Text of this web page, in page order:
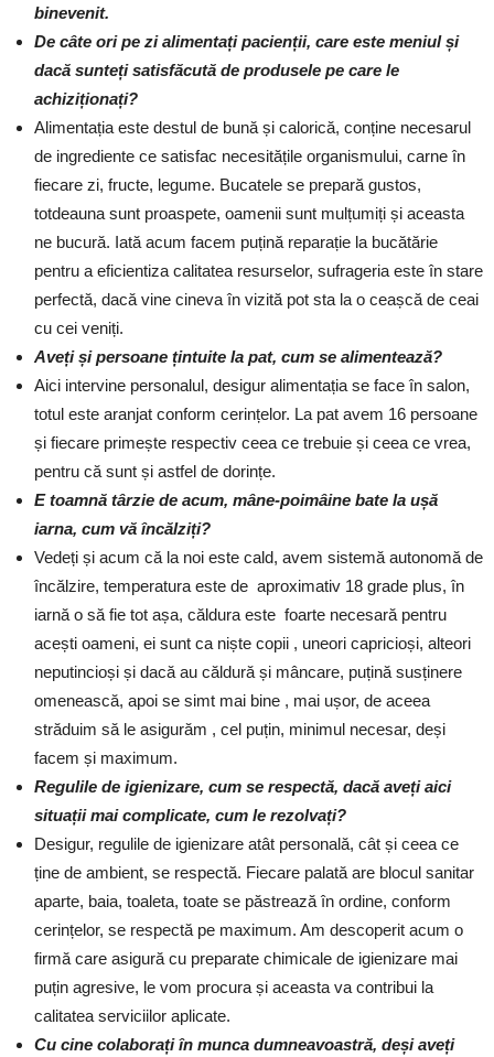
binevenit.
De câte ori pe zi alimentați pacienții, care este meniul și
dacă sunteți satisfăcută de produsele pe care le
achiziționați?
Alimentația este destul de bună și calorică, conține necesarul
de ingrediente ce satisfac necesitățile organismului, carne în
fiecare zi, fructe, legume. Bucatele se prepară gustos,
totdeauna sunt proaspete, oamenii sunt mulțumiți și aceasta
ne bucură. Iată acum facem puțină reparație la bucătărie
pentru a eficientiza calitatea resurselor, sufrageria este în stare
perfectă, dacă vine cineva în vizită pot sta la o ceașcă de ceai
cu cei veniți.
Aveți și persoane țintuite la pat, cum se alimentează?
Aici intervine personalul, desigur alimentația se face în salon,
totul este aranjat conform cerințelor. La pat avem 16 persoane
și fiecare primește respectiv ceea ce trebuie și ceea ce vrea,
pentru că sunt și astfel de dorințe.
E toamnă târzie de acum, mâne-poimâine bate la ușă
iarna, cum vă încălziți?
Vedeți și acum că la noi este cald, avem sistemă autonomă de
încălzire, temperatura este de aproximativ 18 grade plus, în
iarnă o să fie tot așa, căldura este foarte necesară pentru
acești oameni, ei sunt ca niște copii , uneori capricioși, alteori
neputincioși și dacă au căldură și mâncare, puțină susținere
omenească, apoi se simt mai bine , mai ușor, de aceea
străduim să le asigurăm , cel puțin, minimul necesar, deși
facem și maximum.
Regulile de igienizare, cum se respectă, dacă aveți aici
situații mai complicate, cum le rezolvați?
Desigur, regulile de igienizare atât personală, cât și ceea ce
ține de ambient, se respectă. Fiecare palată are blocul sanitar
aparte, baia, toaleta, toate se păstrează în ordine, conform
cerințelor, se respectă pe maximum. Am descoperit acum o
firmă care asigură cu preparate chimicale de igienizare mai
puțin agresive, le vom procura și aceasta va contribui la
calitatea serviciilor aplicate.
Cu cine colaborați în munca dumneavoastră, deși aveți